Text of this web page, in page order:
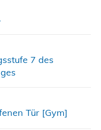
7 des
Tür [Gym]